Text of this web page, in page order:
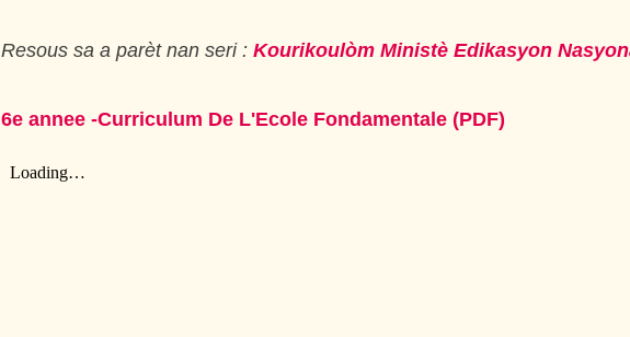
Resous sa a parèt nan seri : Kourikoulòm Ministè Edikasyon
6e annee -Curriculum De L'Ecole Fondamentale (PDF)